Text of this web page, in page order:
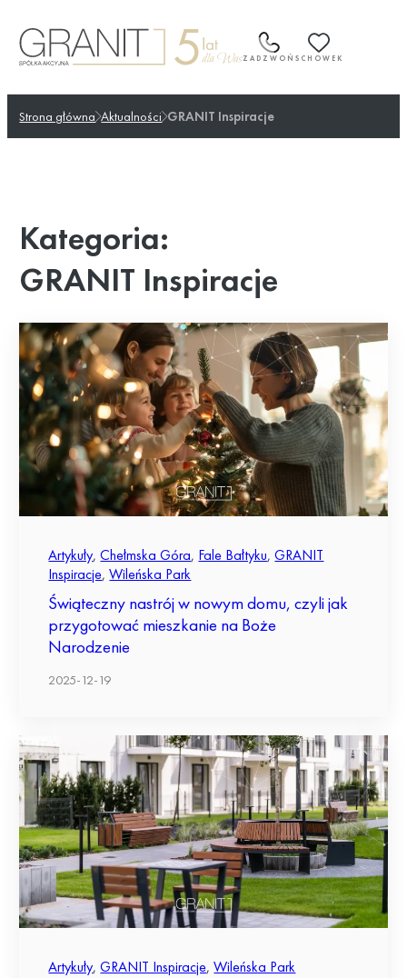
do
treści
ZADZWOŃ SCHOWEK
Strona główna Aktualności GRANIT Inspiracje
Kategoria:
GRANIT Inspiracje
Artykuły,Chełmska Góra, Fale Bałtyku,GRANIT
Inspiracje,Wileńska Park
Świąteczny nastrój w nowym domu, czyli jak
przygotować mieszkanie na Boże
Narodzenie
2025-12-19
Artykuły,GRANIT Inspiracje,Wileńska Park